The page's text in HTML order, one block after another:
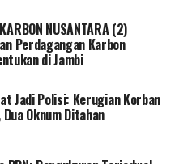
NUSANTARA (2)
Perdagangan Karbon
di Jambi
Jadi Polisi: Kerugian Korban
Oknum Ditahan